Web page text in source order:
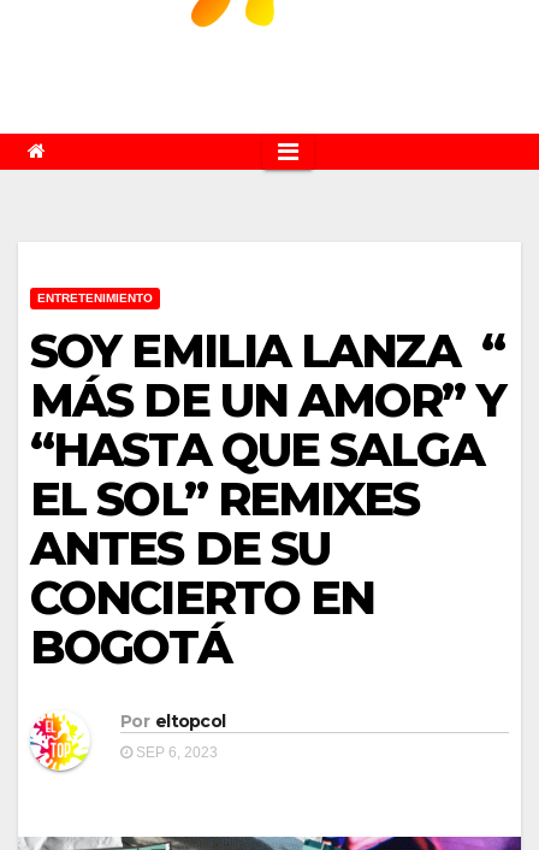
ENTRETENIMIENTO
SOY EMILIA LANZA “
MÁS DE UN AMOR” Y
“HASTA QUE SALGA
EL SOL” REMIXES
ANTES DE SU
CONCIERTO EN
BOGOTÁ
Por eltopcol
SEP 6, 2023